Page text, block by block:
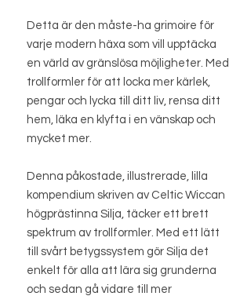
Detta är den måste-ha grimoire för
varje modern häxa som vill upptäcka
en värld av gränslösa möjligheter. Med
trollformler för att locka mer kärlek,
pengar och lycka till ditt liv, rensa ditt
hem, läka en klyfta i en vänskap och
mycket mer.
Denna påkostade, illustrerade, lilla
kompendium skriven av Celtic Wiccan
högprästinna Silja, täcker ett brett
spektrum av trollformler. Med ett lätt
till svårt betygssystem gör Silja det
enkelt för alla att lära sig grunderna
och sedan gå vidare till mer